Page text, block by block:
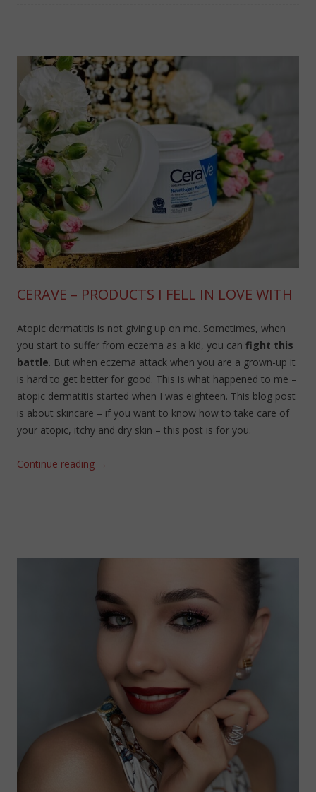
CERAVE – PRODUCTS I FELL IN LOVE WITH
Atopic dermatitis is not giving up on me. Sometimes, when
you start to suffer from eczema as a kid, you can fight this
battle. But when eczema attack when you are a grown-up it
is hard to get better for good. This is what happened to me –
atopic dermatitis started when I was eighteen. This blog post
is about skincare – if you want to know how to take care of
your atopic, itchy and dry skin – this post is for you.
Continue reading →